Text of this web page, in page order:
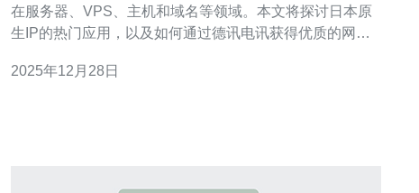
在服务器、VPS、主机和域名等领域。本文将探讨日本原
生IP的热门应用，以及如何通过德讯电讯获得优质的网络
的定义与优势 日本原生IP指的是在日本本土注册和运营的
2025年12月28日